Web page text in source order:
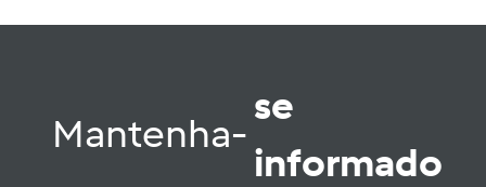
Mantenha-
se
informado